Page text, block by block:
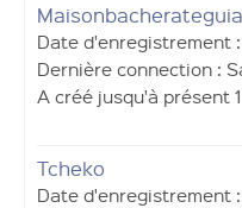
Maisonbacherateguia
Date d'enregistrement :
Dernière connection :
A créé jusqu'à présent
Tcheko
Date d'enregistrement :